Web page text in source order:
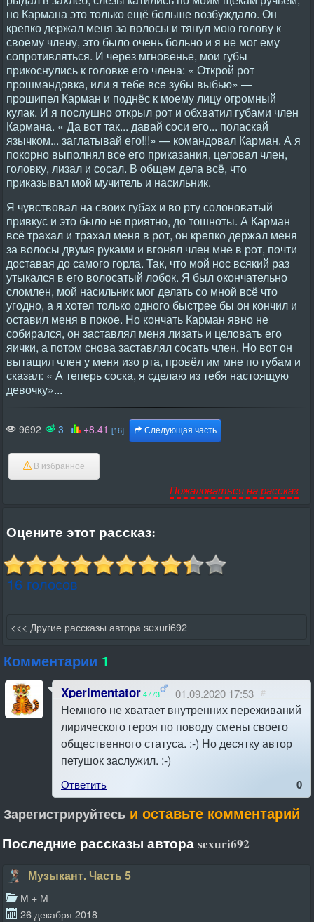
но Кармана это только ещё больше возбуждало. Он
крепко держал меня за волосы и тянул мою голову к
своему члену, это было очень больно и я не мог ему
сопротивляться. И через мгновенье, мои губы
прикоснулись к головке его члена: « Открой рот
прошмандовка, или я тебе все зубы выбью» —
прошипел Карман и поднёс к моему лицу огромный
кулак. И я послушно открыл рот и обхватил губами член
Кармана. « Да вот так... давай соси его... поласкай
язычком... заглатывай его!!!» — командовал Карман. А я
покорно выполнял все его приказания, целовал член,
головку, лизал и сосал. В общем дела всё, что
приказывал мой мучитель и насильник.
Я чувствовал на своих губах и во рту солоноватый
привкус и это было не приятно, до тошноты. А Карман
всё трахал и трахал меня в рот, он крепко держал меня
за волосы двумя руками и вгонял член мне в рот, почти
доставая до самого горла. Так, что мой нос всякий раз
утыкался в его волосатый лобок. Я был окончательно
сломлен, мой насильник мог делать со мной всё что
угодно, а я хотел только одного быстрее бы он кончил и
оставил меня в покое. Но кончать Карман явно не
собирался, он заставлял меня лизать и целовать его
яички, а потом снова заставлял сосать член. Но вот он
вытащил член у меня изо рта, провёл им мне по губам и
сказал: « А теперь соска, я сделаю из тебя настоящую
девочку»...
9692 3 +8.41 [16] Следующая часть
В избранное
Пожаловаться на рассказ
Оцените этот рассказ:
16 голосов
<<< Другие рассказы автора sexuri692
Комментарии 1
Xperimentator4773 01.09.2020 17:53 #
Немного не хватает внутренних переживаний
лирического героя по поводу смены своего
общественного статуса. :-) Но десятку автор
петушок заслужил. :-)
Ответить 0
Зарегистрируйтесь и оставьте комментарий
Последние рассказы автора sexuri692
Музыкант. Часть 5
М + М
26 декабря 2018